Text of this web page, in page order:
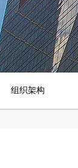
组织架构